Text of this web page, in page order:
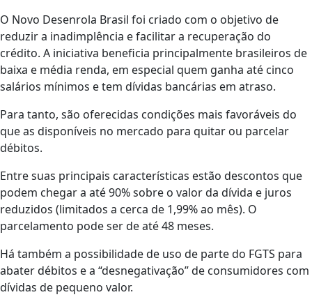
O Novo Desenrola Brasil foi criado com o objetivo de
reduzir a inadimplência e facilitar a recuperação do
crédito. A iniciativa beneficia principalmente brasileiros de
baixa e média renda, em especial quem ganha até cinco
salários mínimos e tem dívidas bancárias em atraso.
Para tanto, são oferecidas condições mais favoráveis do
que as disponíveis no mercado para quitar ou parcelar
débitos.
Entre suas principais características estão descontos que
podem chegar a até 90% sobre o valor da dívida e juros
reduzidos (limitados a cerca de 1,99% ao mês). O
parcelamento pode ser de até 48 meses.
Há também a possibilidade de uso de parte do FGTS para
abater débitos e a “desnegativação” de consumidores com
dívidas de pequeno valor.